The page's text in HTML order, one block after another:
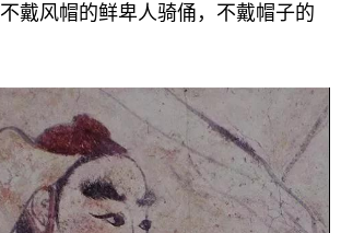
戴风帽的鲜卑人骑俑，不戴帽子的